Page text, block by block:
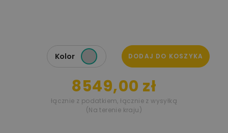
Kolor DODAJ DO KOSZYKA
8549,00 zł
łącznie z podatkiem,łącznie z wysyłką
(Na terenie kraju)